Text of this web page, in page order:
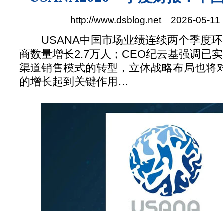
http://www.dsblog.net 2026-05-11
USANA中国市场业绩连续两个季度环
商数量增长2.7万人；CEO纪云基强调已
渠道销售模式的转型，立体战略布局也将
的增长起到关键作用…